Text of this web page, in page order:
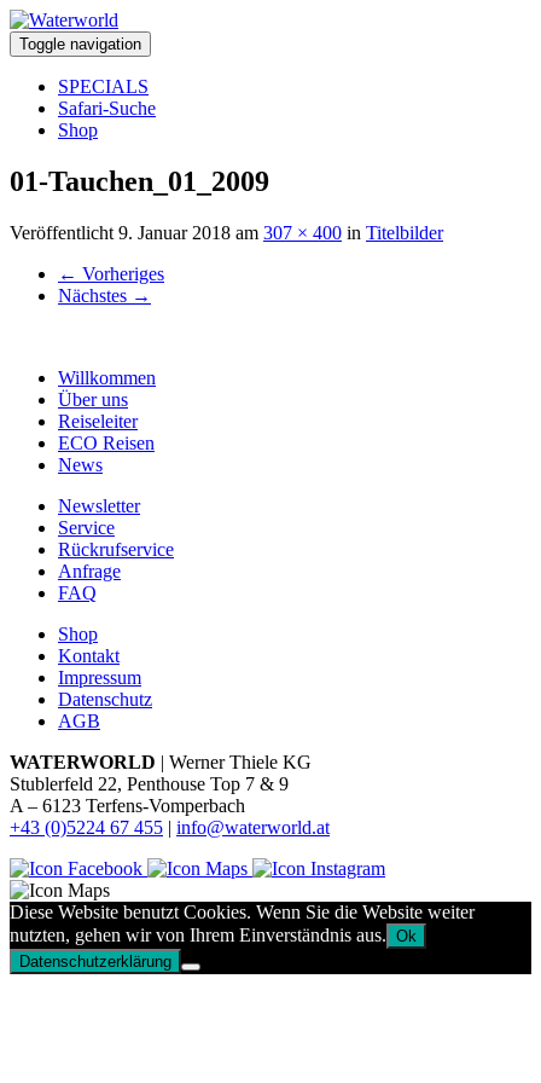
Toggle navigation
SPECIALS
Safari-Suche
Shop
01-Tauchen_01_2009
Veröffentlicht 9. Januar 2018 am 307 × 400 in Titelbilder
← Vorheriges
Nächstes →
Willkommen
Über uns
Reiseleiter
ECO Reisen
News
Newsletter
Service
Rückrufservice
Anfrage
FAQ
Shop
Kontakt
Impressum
Datenschutz
AGB
WATERWORLD | Werner Thiele KG
Stublerfeld 22, Penthouse Top 7 & 9
A – 6123 Terfens-Vomperbach
+43 (0)5224 67 455 | info@waterworld.at
Diese Website benutzt Cookies. Wenn Sie die Website weiter
nutzten, gehen wir von Ihrem Einverständnis aus. Ok
Datenschutzerklärung